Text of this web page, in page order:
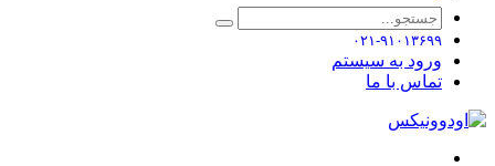
۰۲۱-۹۱۰۱۳۶۹۹
ورود به سیستم
تماس با ما